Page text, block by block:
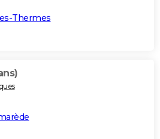
Thermes